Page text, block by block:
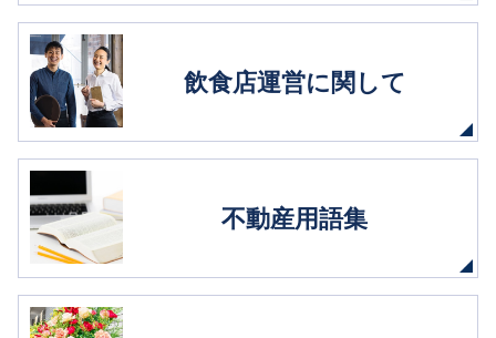
飲食店運営に関して
不動産用語集